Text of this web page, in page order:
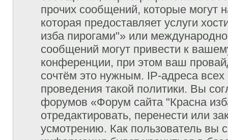
прочих сообщений, которые могут
которая предоставляет услуги
изба пирогами"» или
сообщений могут привести к
конференции, при этом ваш
сочтём это нужным. IP-адреса
проведения такой политики. Вы
форумов «Форум сайта "Красна
отредактировать, перенести или
усмотрению. Как пользователь вы